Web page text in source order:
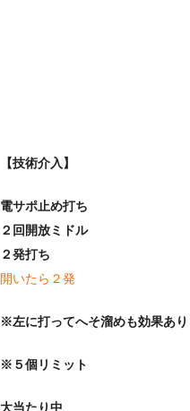
【技術介入】
電サポ止め打ち
２回開放ミドル
２発打ち
開いたら２発
※左に打ってへそ溜めも効果あ
※５個リミット
大当たり中